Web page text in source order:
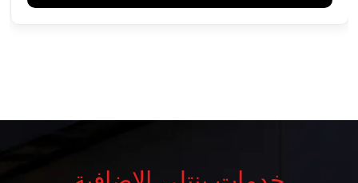
خدمات بنتلي الإضافية